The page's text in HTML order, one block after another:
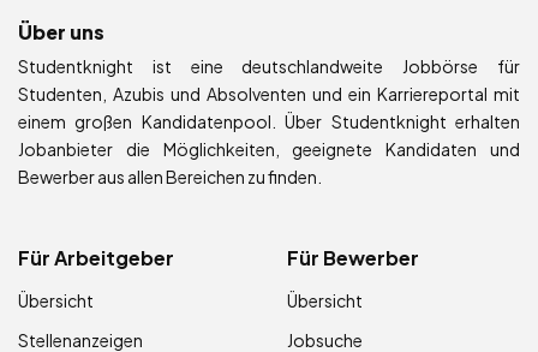
Über uns
Studentknight ist eine deutschlandweite Jobbörse für
Studenten, Azubis und Absolventen und ein Karriereportal mit
einem großen Kandidatenpool. Über Studentknight erhalten
Jobanbieter die Möglichkeiten, geeignete Kandidaten und
Bewerber aus allen Bereichen zu finden.
Für Arbeitgeber
Übersicht
Stellenanzeigen
Für Bewerber
Übersicht
Jobsuche